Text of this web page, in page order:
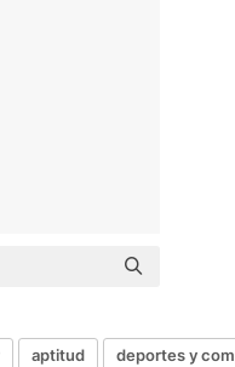
aptitud deportes y